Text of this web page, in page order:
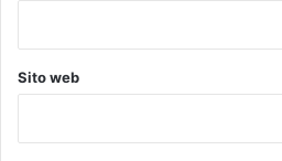
t
Sito web